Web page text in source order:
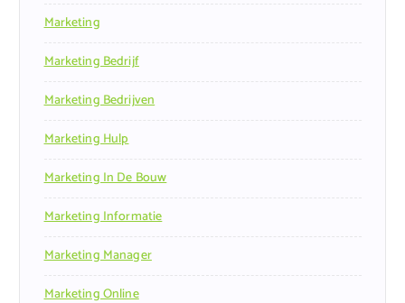
Marketing
Marketing Bedrijf
Marketing Bedrijven
Marketing Hulp
Marketing In De Bouw
Marketing Informatie
Marketing Manager
Marketing Online